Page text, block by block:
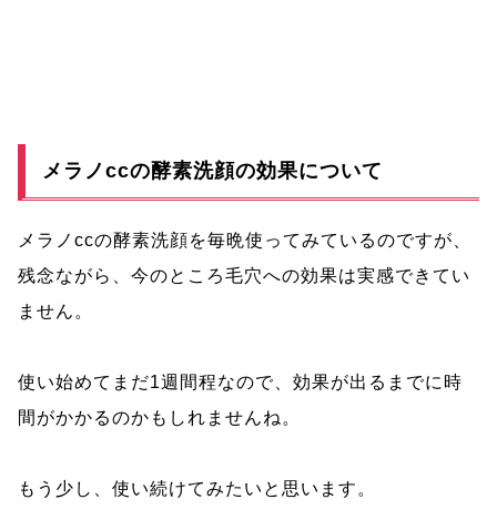
メラノccの酵素洗顔の効果について
メラノccの酵素洗顔を毎晩使ってみているのですが、
残念ながら、今のところ毛穴への効果は実感できてい
ません。
使い始めてまだ1週間程なので、効果が出るまでに時
間がかかるのかもしれませんね。
もう少し、使い続けてみたいと思います。